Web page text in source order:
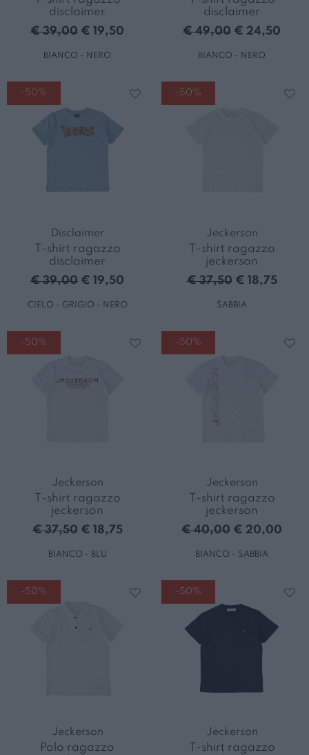
disclaimer
€ 39,00 € 19,50
BIANCO - NERO
disclaimer
€ 49,00 € 24,50
BIANCO - NERO
-50%
Disclaimer
T-shirt ragazzo
disclaimer
€ 39,00 € 19,50
CIELO - GRIGIO - NERO
-50%
Jeckerson
T-shirt ragazzo
jeckerson
€ 37,50 € 18,75
SABBIA
-50%
Jeckerson
T-shirt ragazzo
jeckerson
€ 37,50 € 18,75
BIANCO - BLU
-50%
Jeckerson
T-shirt ragazzo
jeckerson
€ 40,00 € 20,00
BIANCO - SABBIA
-50%
Jeckerson
Polo ragazzo
-50%
Jeckerson
T-shirt ragazzo